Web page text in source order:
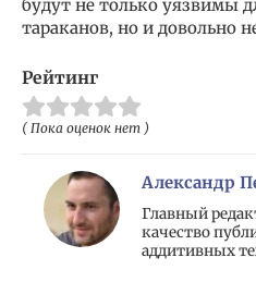
будут не только уязвимы
тараканов, но и довольно
Рейтинг
( Пока оценок нет )
Александр
Главный
качество
аддитивных